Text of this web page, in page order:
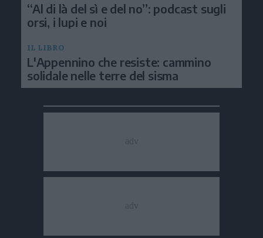
“Al di là del sì e del no”: podcast sugli
orsi, i lupi e noi
IL LIBRO
L'Appennino che resiste: cammino
solidale nelle terre del sisma